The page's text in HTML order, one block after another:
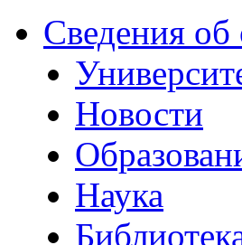
Сведения об
Новости
Наука